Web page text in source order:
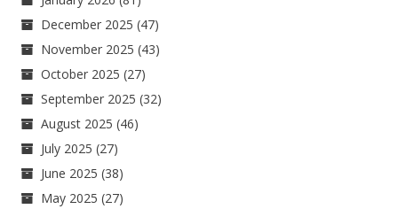
December 2025 (47)
November 2025 (43)
October 2025 (27)
September 2025 (32)
August 2025 (46)
July 2025 (27)
June 2025 (38)
May 2025 (27)